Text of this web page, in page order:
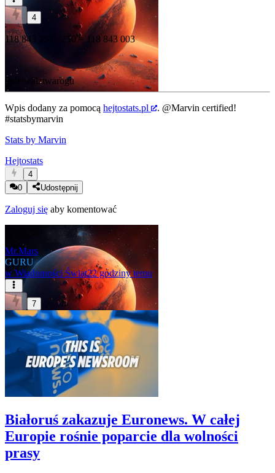
4
118 843 253 - 250 = 118 843 003
#pletwalztwarogu
Wpis dodany za pomocą hejtostats.pl . @Marvin certified!
#statsbymarvin
Stats by Marvin
Hejtostats
4
0
Udostępnij
Zaloguj się aby komentować
Mr.Mars
GURU
w Wiadomości Świat22 godziny temu
7
Białoruś zakazuje Euronews. W całej
Europie rośnie poparcie dla wolności
prasy